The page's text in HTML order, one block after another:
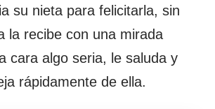
su nieta para felicitarla, sin
la recibe con una mirada
cara algo seria, le saluda y
rápidamente de ella.